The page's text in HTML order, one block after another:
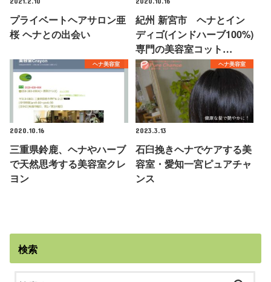
プライベートヘアサロン亜
桜 ヘナとの出会い
紀州 新宮市 ヘナとイン
ディゴ(インドハーブ100%)
専門の美容室コット…
ヘナ美容室
2020.10.16
三重県鈴鹿、ヘナやハーブ
で天然思考する美容室クレ
ヨン
ヘナ美容室
2023.3.13
石臼挽きヘナでケアする美
容室・愛知一宮ピュアチャ
ンス
検索